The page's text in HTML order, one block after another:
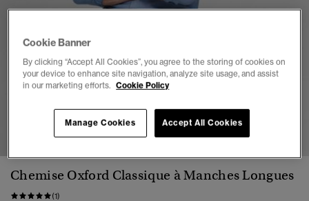
1 2 4 5
Chemise Oxford Classique à Manches Longues
(1)
Cookie Banner
By clicking “Accept All Cookies”, you agree to the storing of cookies on
your device to enhance site navigation, analyze site usage, and assist
in our marketing efforts. Cookie Policy
Accept All Cookies
Manage Cookies